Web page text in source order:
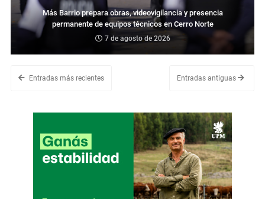
Más Barrio prepara obras, videovigilancia y presencia
permanente de equipos técnicos en Cerro Norte
7 de agosto de 2026
Entradas más recientes Entradas antiguas